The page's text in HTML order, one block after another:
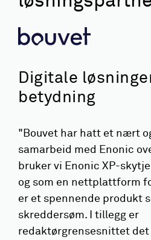
Digitale
betydning
"Bouvet har hatt et nært
samarbeid med Enonic
bruker vi Enonic XP-
og som en nettplattform
er et spennende produkt
skreddersøm. I tillegg er
redaktørgrensesnittet det